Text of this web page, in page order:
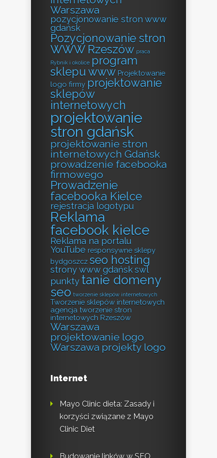
Warszawa
pozycjonowanie stron www
gdańsk
Pozycjonowanie stron
WWW Rzeszów praca
Rybnik i okolice program
sklepu www Projektowanie
logo firmy projektowanie
sklepów
internetowych
projektowanie
stron gdańsk
projektowanie stron
internetowych Gdańsk
prowadzenie facebooka
firmowego
Prowadzenie
facebooka Kielce
rejestracja logotypu
Reklama
facebook kielce
Reklama na portalu
YouTube responsywne sklepy
bydgoszcz seo hosting
strony www gdańskswl
punkty tanie domeny
seo tworzenie sklepów internetowych
Tworzenie sklepów internetowych
agencja tworzenie stron
internetowych Rzeszów
Warszawa
projektowanie logo
Warszawa projekty logo
Internet
Mayo Clinic dieta: Zasady i
korzyści związane z Mayo
Clinic Diet